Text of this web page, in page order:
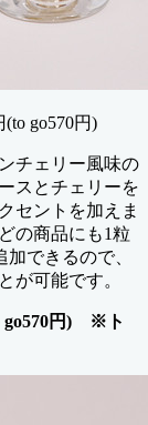
go570円)
チェリー風味の
スとチェリーを
セントを加えま
の商品にも1粒
できるので、
が可能です。
go570円) ※ト